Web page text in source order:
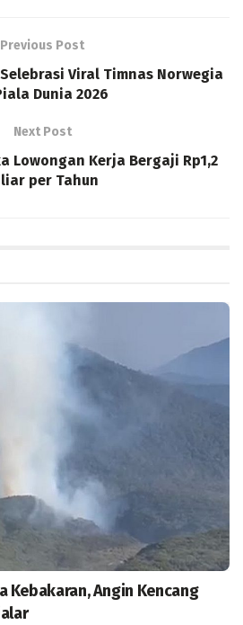
Previous Post
Viral Timnas Norwegia
Dunia 2026
Next Post
Lowongan Kerja Bergaji Rp1,2
per Tahun
Kebakaran, Angin Kencang